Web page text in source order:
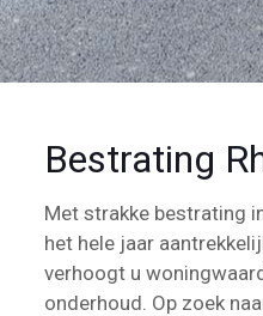
Bestrating
Met strakke bestrating
het hele jaar
verhoogt u
onderhoud. Op zoek